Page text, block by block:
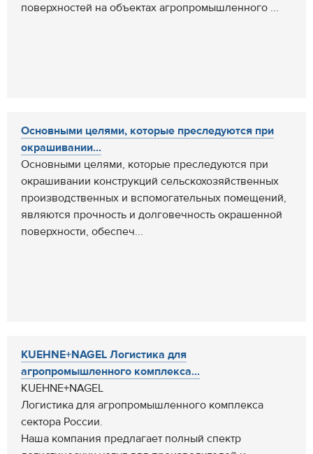
поверхностей на объектах агропромышленного ...
Основными целями, которые преследуются при
окрашивании...
Основными целями, которые преследуются при
окрашивании конструкций сельскохозяйственных
производственных и вспомогательных помещений,
являются прочность и долговечность окрашенной
поверхности, обеспеч...
KUEHNE+NAGEL Логистика для
агропромышленного комплекса...
KUEHNE+NAGEL
Логистика для агропромышленного комплекса
сектора России.
Наша компания предлагает полный спектр